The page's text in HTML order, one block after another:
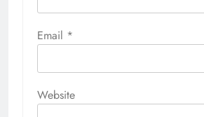
Email *
Website